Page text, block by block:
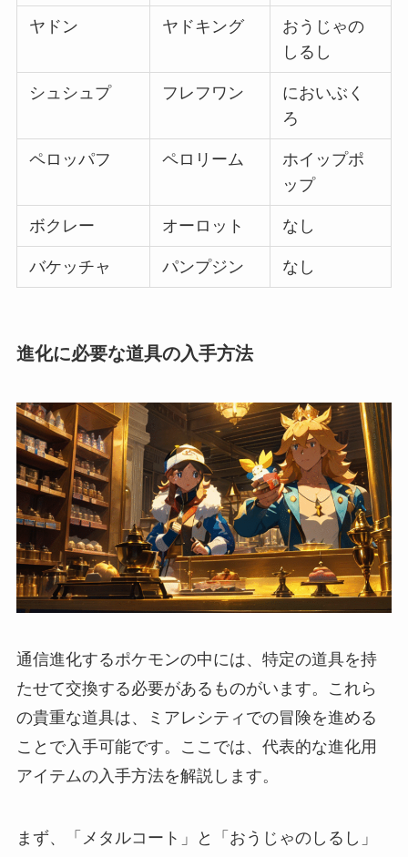
ヤドン ヤドキング
おうじゃの
しるし
シュシュプ フレフワン
においぶく
ろ
ペロッパフ ペロリーム
ホイップポ
ップ
ボクレー オーロット なし
バケッチャ パンプジン なし
進化に必要な道具の入手方法
通信進化するポケモンの中には、特定の道具を持
たせて交換する必要があるものがいます。これら
の貴重な道具は、ミアレシティでの冒険を進める
ことで入手可能です。ここでは、代表的な進化用
アイテムの入手方法を解説します。
まず、「メタルコート」と「おうじゃのしるし」